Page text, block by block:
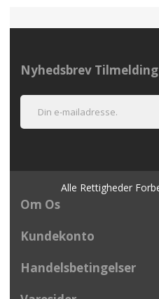
Nyhedsbrev Tilmelding
Alle Rettigheder
Om Os
Kundekonto
Handelsbetingelser